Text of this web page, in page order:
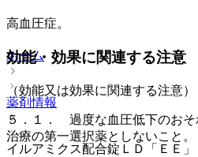
高血圧症。
効能・効果に関連する注意
（効能又は効果に関連する注意）
５．１． 過度な血圧低下のお
治療の第一選択薬としないこと。
ホーム
薬剤情報
イルアミクス配合錠ＬＤ「ＥＥ」